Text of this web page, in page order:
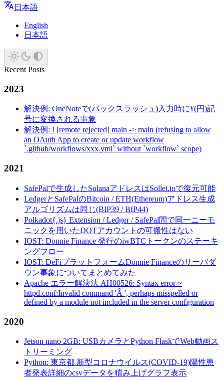
日本語
English
日本語
Recent Posts
2023
解決例: OneNoteで(バックスラッシュ)入力時に¥(円)記
号に変換される事象
解決例: ! [remote rejected] main -> main (refusing to allow
an OAuth App to create or update workflow
`.github/workflows/xxx.yml` without `workflow` scope)
2021
SafePalで生成したSolanaアドレスはSollet.ioで復元可能
LedgerとSafePalのBitcoin / ETH(Ethereum)アドレス生成
アルゴリズムは同じ(BIP39 / BIP44)
Polkadot{.js} Extension / Ledger / SafePal間で同一ニーモ
ニックを用いたDOTアカウントの可搬性はない
IOST: Donnie Finance 発行のiwBTCトークンのステーキ
ングフロー
IOST: DeFiプラットフォームDonnie Financeのサーバダ
ウン事象についてまとめてみた
Apache エラー解決法 AH00526: Syntax error ~
httpd.conf:Invalid command 'Â ', perhaps misspelled or
defined by a module not included in the server configuration
2020
Jetson nano 2GB: USBカメラとPython FlaskでWeb動画ス
トリーミング
Python: 東京都 新型コロナウイルス(COVID-19)陽性患
者発表詳細のcsvデータを積み上げグラフ表示